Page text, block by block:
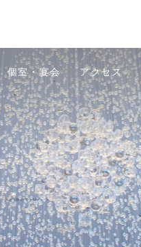
個室・宴会 アクセス